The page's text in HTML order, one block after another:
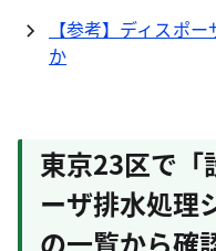
【参考】ディスポ
か
東京23区で「
ーザ排水処理
の一覧から確